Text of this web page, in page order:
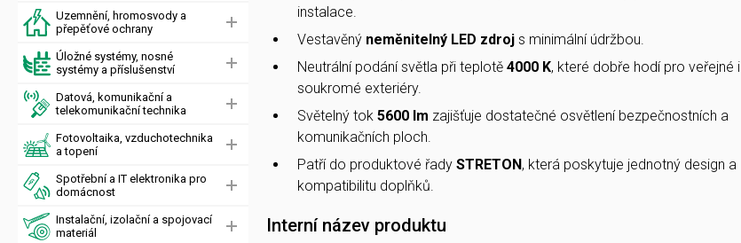
Uzemnění, hromosvody a
přepěťové ochrany
Úložné systémy, nosné
systémy a příslušenství
Datová, komunikační a
telekomunikační technika
Fotovoltaika, vzduchotechnika
a topení
Spotřební a IT elektronika pro
domácnost
Instalační, izolační a spojovací
materiál
instalace.
Vestavěný neměnitelný LED zdroj s minimální údržbou.
Neutrální podání světla při teplotě 4000 K, které dobře hodí pro veřejné i
soukromé exteriéry.
Světelný tok 5600 lm zajišťuje dostatečné osvětlení bezpečnostních a
komunikačních ploch.
Patří do produktové řady STRETON, která poskytuje jednotný design a
kompatibilitu doplňků.
Interní název produktu